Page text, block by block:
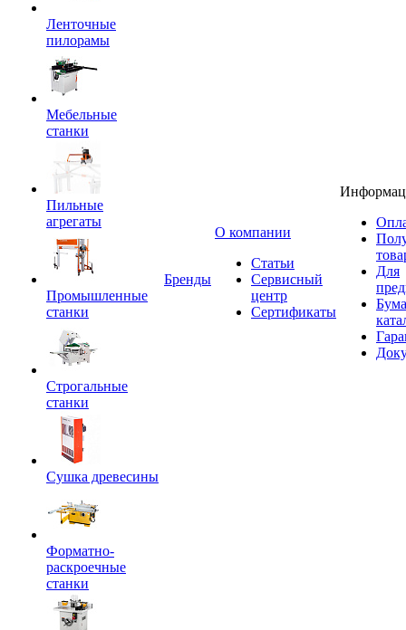
Ленточные
пилорамы
Мебельные
станки
Пильные
агрегаты
Промышленные
станки
Строгальные
станки
Сушка древесины
Форматно-
раскроечные
станки
Бренды
O компании
Статьи
Сервисный
центр
Сертификаты
Для